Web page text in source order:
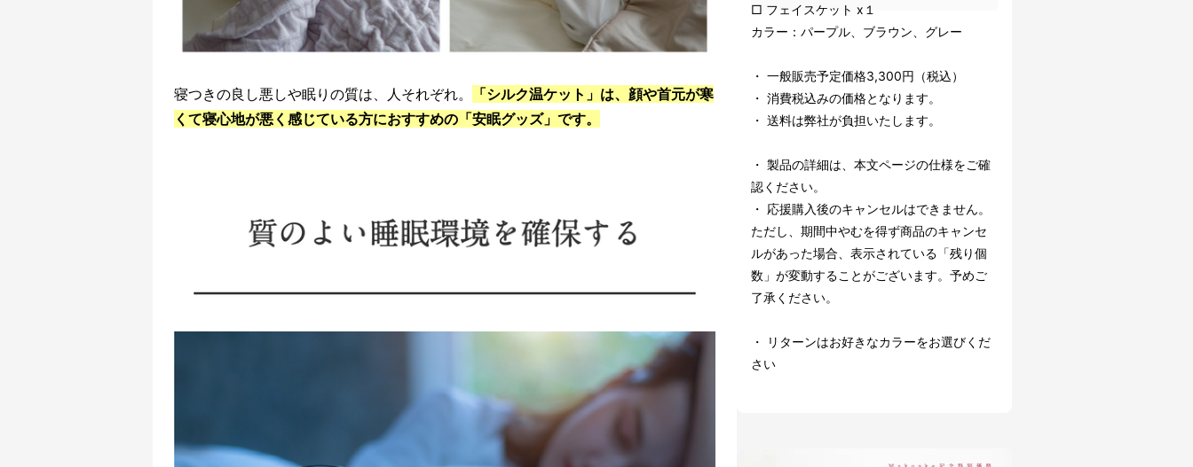
寝つきの良し悪しや眠りの質は、人それぞれ。
「シルク温ケット」は、顔や首元が寒
くて寝心地が悪く感じている方におすすめの「安眠グッズ」です。
□ フェイスケット x１
カラー：パープル、ブラウン、グレー
・ 一般販売予定価格3,300円（税込）
・ 消費税込みの価格となります。
・ 送料は弊社が負担いたします。
・ 製品の詳細は、本文ページの仕様をご確
認ください。
・ 応援購入後のキャンセルはできません。
ただし、期間中やむを得ず商品のキャンセ
ルがあった場合、表示されている「残り個
数」が変動することがございます。予めご
了承ください。
・ リターンはお好きなカラーをお選びくだ
さい